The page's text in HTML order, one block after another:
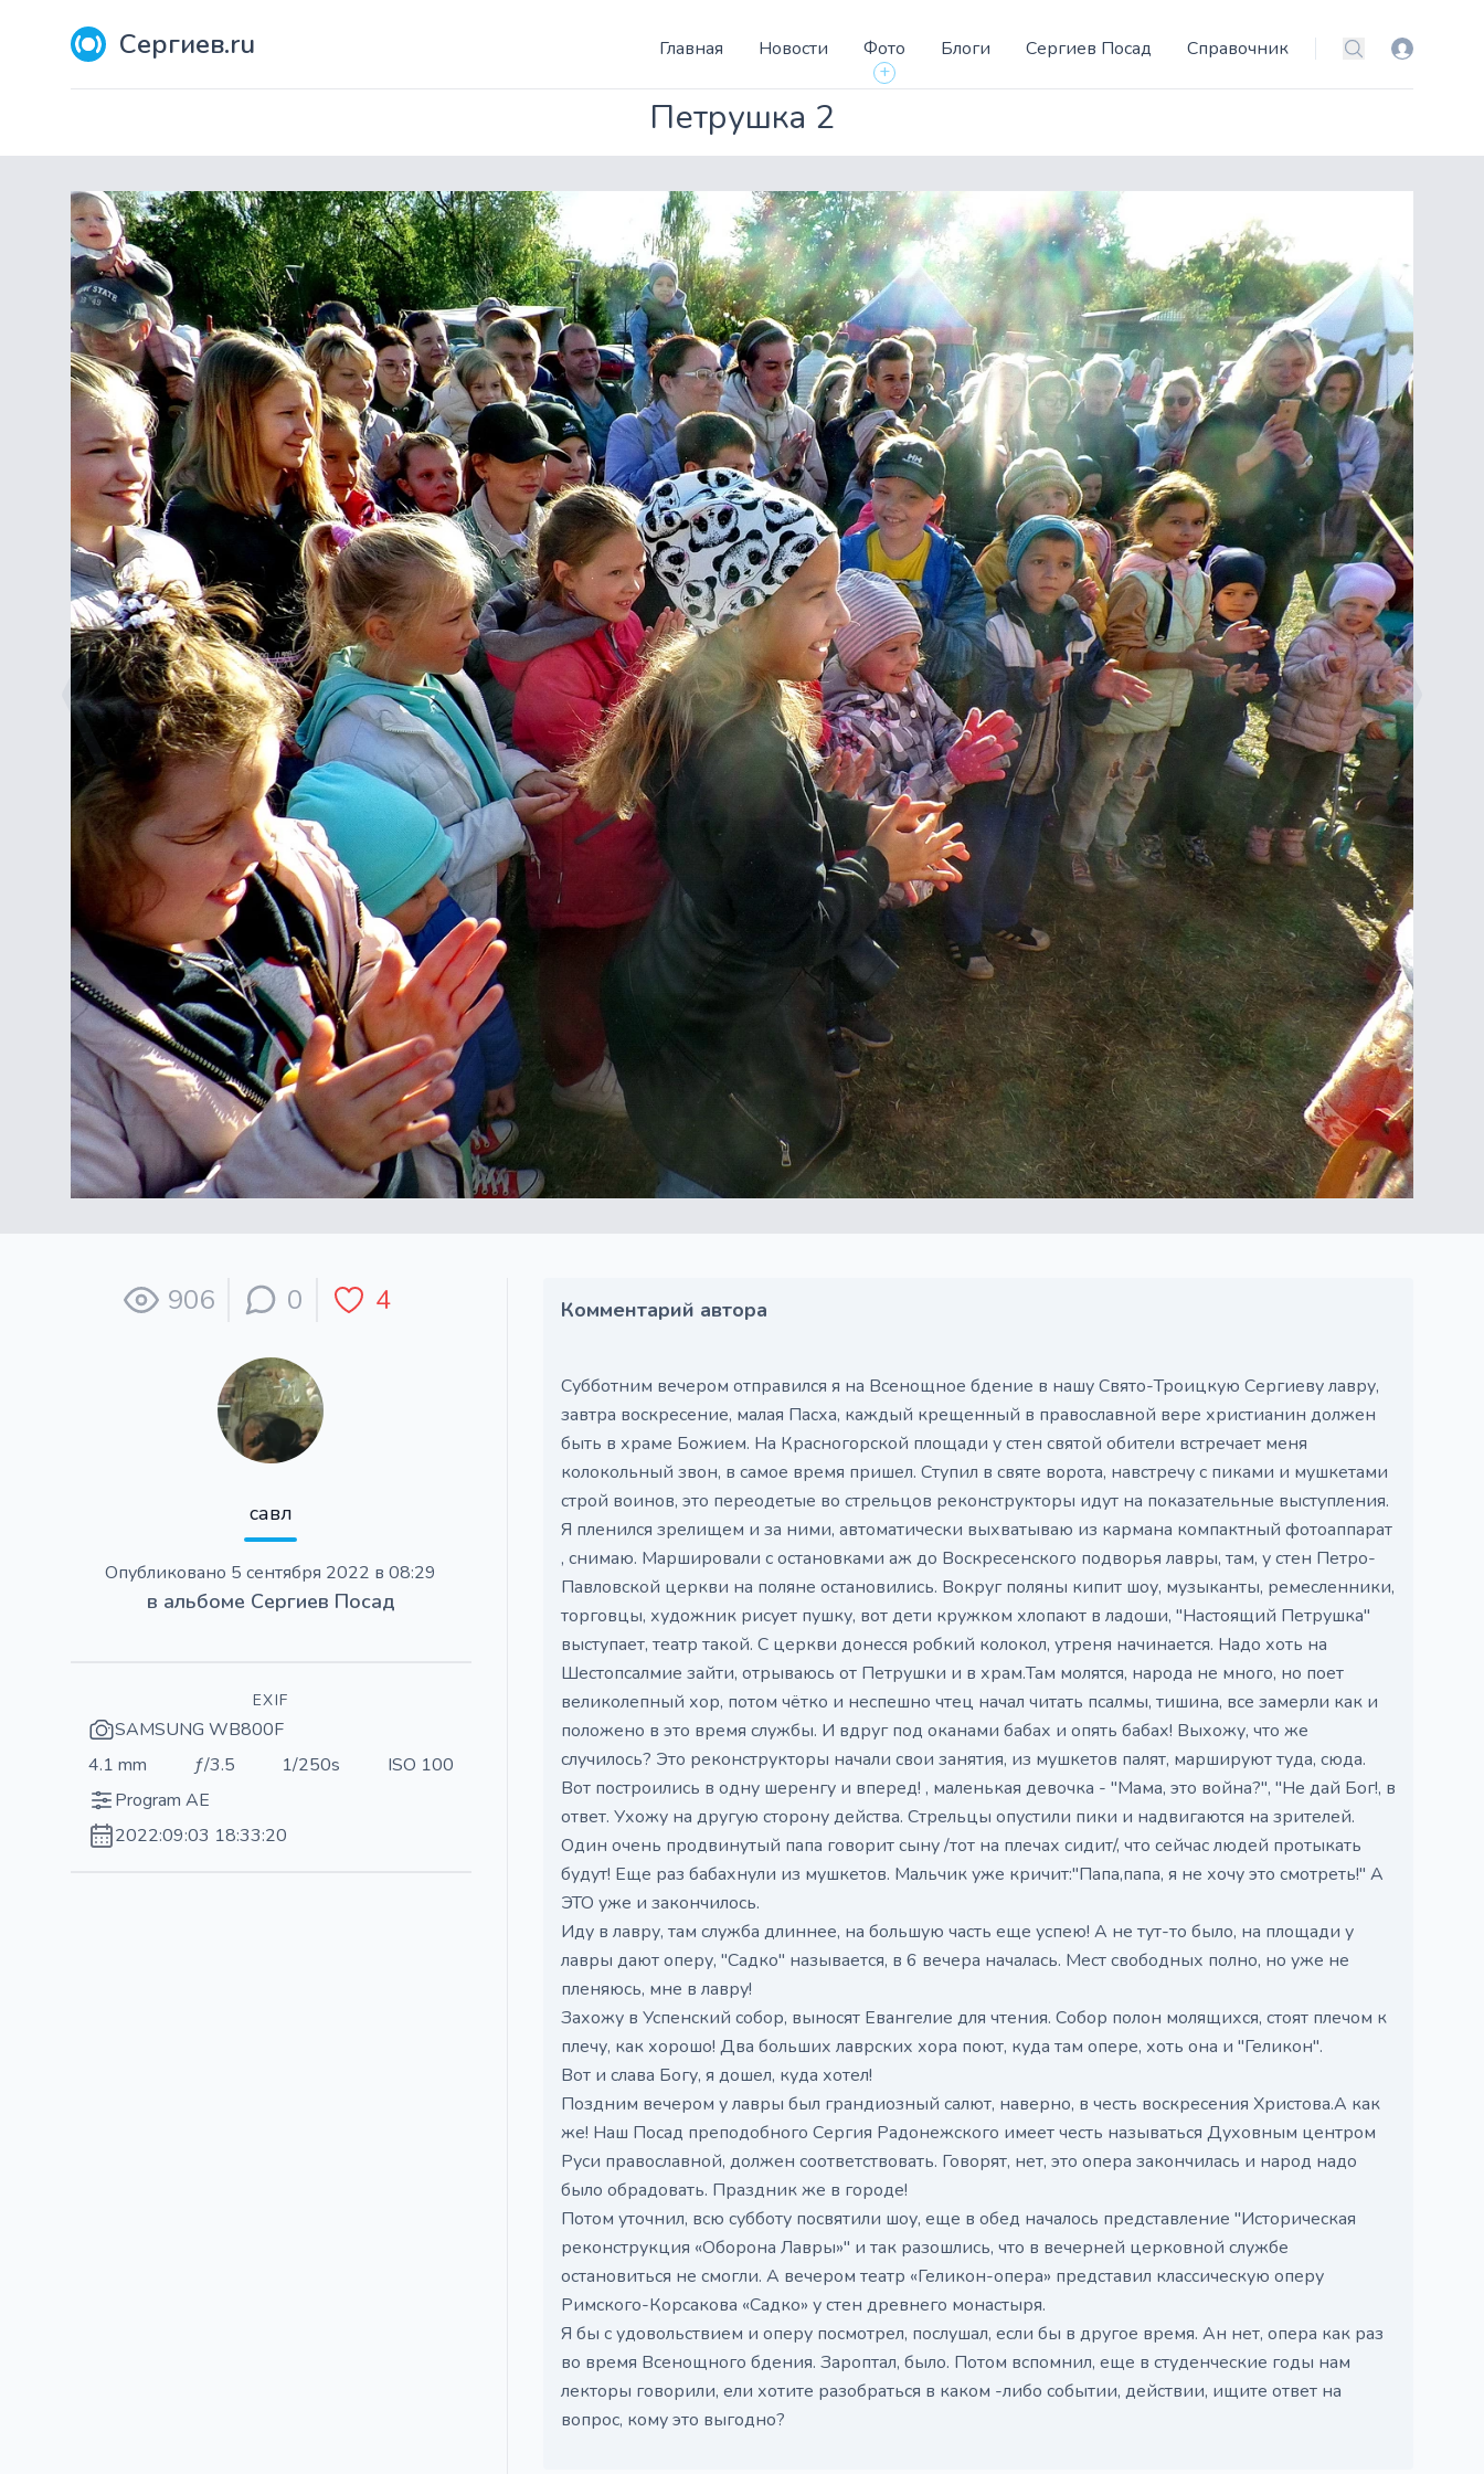
Сергиев.ru Главная Новости
Фото
+
Блоги Сергиев Посад Справочник Поиск Вход
Петрушка 2
906 0 4
савл
Опубликовано 5 сентября 2022 в 08:29
в альбоме Сергиев Посад
EXIF
SAMSUNG WB800F
4.1 mm
ƒ/3.5 1/250s
ISO 100
Program AE
2022:09:03 18:33:20
Комментарий автора
Субботним вечером отправился я на Всенощное бдение в нашу Свято-Троицкую Сергиеву лавру,
завтра воскресение, малая Пасха, каждый крещенный в православной вере христианин должен
быть в храме Божием. На Красногорской площади у стен святой обители встречает меня
колокольный звон, в самое время пришел. Ступил в святе ворота, навстречу с пиками и мушкетами
строй воинов, это переодетые во стрельцов реконструкторы идут на показательные выступления.
Я пленился зрелищем и за ними, автоматически выхватываю из кармана компактный фотоаппарат
, снимаю. Маршировали с остановками аж до Воскресенского подворья лавры, там, у стен Петро-
Павловской церкви на поляне остановились. Вокруг поляны кипит шоу, музыканты, ремесленники,
торговцы, художник рисует пушку, вот дети кружком хлопают в ладоши, "Настоящий Петрушка"
выступает, театр такой. С церкви донесся робкий колокол, утреня начинается. Надо хоть на
Шестопсалмие зайти, отрываюсь от Петрушки и в храм.Там молятся, народа не много, но поет
великолепный хор, потом чётко и неспешно чтец начал читать псалмы, тишина, все замерли как и
положено в это время службы. И вдруг под оканами бабах и опять бабах! Выхожу, что же
случилось? Это реконструкторы начали свои занятия, из мушкетов палят, маршируют туда, сюда.
Вот построились в одну шеренгу и вперед! , маленькая девочка - "Мама, это война?", "Не дай Бог!, в
ответ. Ухожу на другую сторону действа. Стрельцы опустили пики и надвигаются на зрителей.
Один очень продвинутый папа говорит сыну /тот на плечах сидит/, что сейчас людей протыкать
будут! Еще раз бабахнули из мушкетов. Мальчик уже кричит:"Папа,папа, я не хочу это смотреть!" А
ЭТО уже и закончилось.
Иду в лавру, там служба длиннее, на большую часть еще успею! А не тут-то было, на площади у
лавры дают оперу, "Садко" называется, в 6 вечера началась. Мест свободных полно, но уже не
пленяюсь, мне в лавру!
Захожу в Успенский собор, выносят Евангелие для чтения. Собор полон молящихся, стоят плечом к
плечу, как хорошо! Два больших лаврских хора поют, куда там опере, хоть она и "Геликон".
Вот и слава Богу, я дошел, куда хотел!
Поздним вечером у лавры был грандиозный салют, наверно, в честь воскресения Христова.А как
же! Наш Посад преподобного Сергия Радонежского имеет честь называться Духовным центром
Руси православной, должен соответствовать. Говорят, нет, это опера закончилась и народ надо
было обрадовать. Праздник же в городе!
Потом уточнил, всю субботу посвятили шоу, еще в обед началось представление "Историческая
реконструкция «Оборона Лавры»" и так разошлись, что в вечерней церковной службе
остановиться не смогли. А вечером театр «Геликон-опера» представил классическую оперу
Римского-Корсакова «Садко» у стен древнего монастыря.
Я бы с удовольствием и оперу посмотрел, послушал, если бы в другое время. Ан нет, опера как раз
во время Всенощного бдения. Зароптал, было. Потом вспомнил, еще в студенческие годы нам
лекторы говорили, ели хотите разобраться в каком -либо событии, действии, ищите ответ на
вопрос, кому это выгодно?